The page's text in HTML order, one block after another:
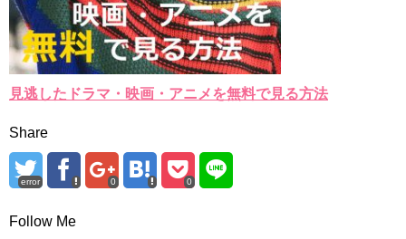
見逃したドラマ・映画・アニメを無料で見る方法
Share
error 0 0
Follow Me